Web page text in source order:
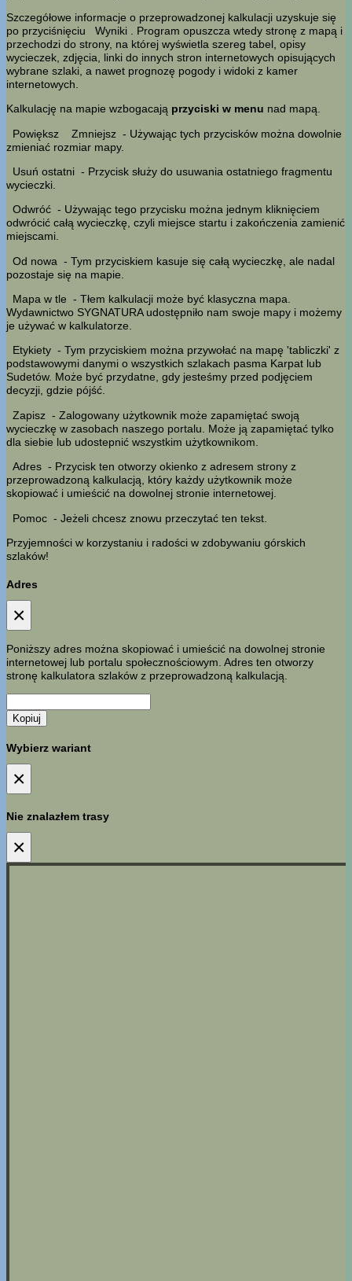
Szczegółowe informacje o przeprowadzonej kalkulacji uzyskuje się
po przyciśnięciu
Wyniki
. Program opuszcza wtedy stronę z mapą i
przechodzi do strony, na której wyświetla szereg tabel, opisy
wycieczek, zdjęcia, linki do innych stron internetowych opisujących
wybrane szlaki, a nawet prognozę pogody i widoki z kamer
internetowych.
Kalkulację na mapie wzbogacają przyciski w menu nad mapą.
Powiększ
Zmniejsz - Używając tych przycisków można dowolnie
zmieniać rozmiar mapy.
Usuń ostatni - Przycisk służy do usuwania ostatniego fragmentu
wycieczki.
Odwróć - Używając tego przycisku można jednym kliknięciem
odwrócić całą wycieczkę, czyli miejsce startu i zakończenia zamienić
miejscami.
Od nowa - Tym przyciskiem kasuje się całą wycieczkę, ale nadal
pozostaje się na mapie.
Mapa w tle - Tłem kalkulacji może być klasyczna mapa.
Wydawnictwo SYGNATURA udostępniło nam swoje mapy i możemy
je używać w kalkulatorze.
Etykiety - Tym przyciskiem można przywołać na mapę 'tabliczki' z
podstawowymi danymi o wszystkich szlakach pasma Karpat lub
Sudetów. Może być przydatne, gdy jesteśmy przed podjęciem
decyzji, gdzie pójść.
Zapisz - Zalogowany użytkownik może zapamiętać swoją
wycieczkę w zasobach naszego portalu. Może ją zapamiętać tylko
dla siebie lub udostepnić wszystkim użytkownikom.
Adres - Przycisk ten otworzy okienko z adresem strony z
przeprowadzoną kalkulacją, który każdy użytkownik może
skopiować i umieścić na dowolnej stronie internetowej.
Pomoc - Jeżeli chcesz znowu przeczytać ten tekst.
Przyjemności w korzystaniu i radości w zdobywaniu górskich
szlaków!
Adres
×
Poniższy adres można skopiować i umieścić na dowolnej stronie
internetowej lub portalu społecznościowym. Adres ten otworzy
stronę kalkulatora szlaków z przeprowadzoną kalkulacją.
Kopiuj
Wybierz wariant
×
Nie znalazłem trasy
×